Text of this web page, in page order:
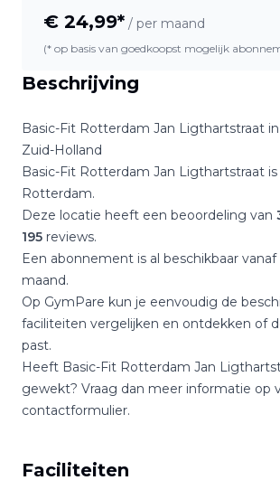
Beschrijving
Basic-Fit Rotterdam Jan Ligthartstraat in
Zuid-Holland
Basic-Fit Rotterdam Jan Ligthartstraat
Rotterdam.
Deze locatie heeft een beoordeling van
195 reviews.
Een abonnement is al beschikbaar vanaf
maand.
Op GymPare kun je eenvoudig de
faciliteiten vergelijken en ontdekken of
past.
Heeft Basic-Fit Rotterdam Jan
gewekt? Vraag dan meer informatie op
contactformulier.
Faciliteiten
€ 24,99* / per maand
(* op basis van goedkoopst mogelijk